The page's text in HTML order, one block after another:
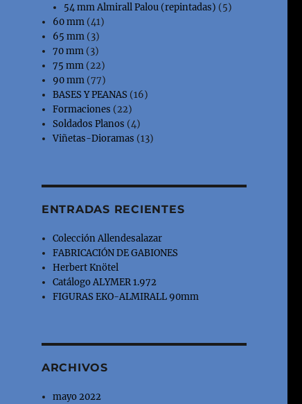
54 mm Almirall Palou (repintadas) (5)
60 mm (41)
65 mm (3)
70 mm (3)
75 mm (22)
90 mm (77)
BASES Y PEANAS (16)
Formaciones (22)
Soldados Planos (4)
Viñetas-Dioramas (13)
ENTRADAS RECIENTES
Colección Allendesalazar
FABRICACIÓN DE GABIONES
Herbert Knötel
Catálogo ALYMER 1.972
FIGURAS EKO-ALMIRALL 90mm
ARCHIVOS
mayo 2022